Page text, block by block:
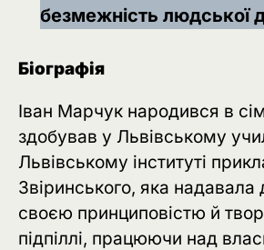
безмежність людської
Біографія
Іван Марчук народився в
здобував у Львівському
Львівському інституті
Звіринського, яка надавала
своєю принциповістю й
підпіллі, працюючи над